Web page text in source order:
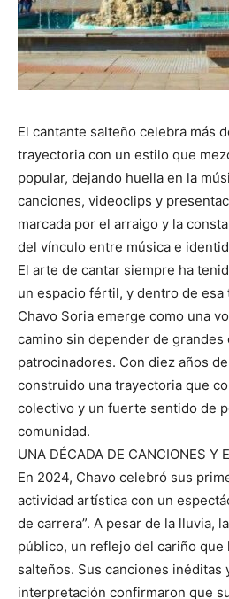
El cantante salteño celebra más
trayectoria con un estilo que
popular, dejando huella en la
canciones, videoclips y
marcada por el arraigo y la
del vínculo entre música e
El arte de cantar siempre ha
un espacio fértil, y dentro de esa
Chavo Soria emerge como una
camino sin depender de grandes
patrocinadores. Con diez años
construido una trayectoria que
colectivo y un fuerte sentido de
comunidad.
UNA DÉCADA DE CANCIONES Y
En 2024, Chavo celebró sus
actividad artística con un
de carrera”. A pesar de la lluvia,
público, un reflejo del cariño que
salteños. Sus canciones inéditas
interpretación confirmaron que